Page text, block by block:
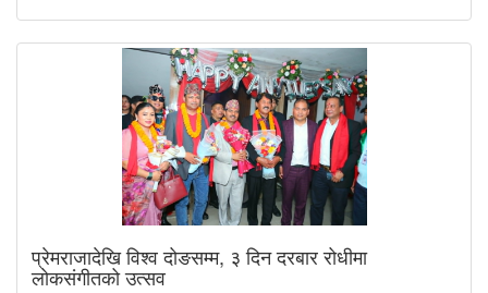
प्रेमराजादेखि विश्व दोङसम्म, ३ दिन दरबार रोधीमा
लोकसंगीतको उत्सव